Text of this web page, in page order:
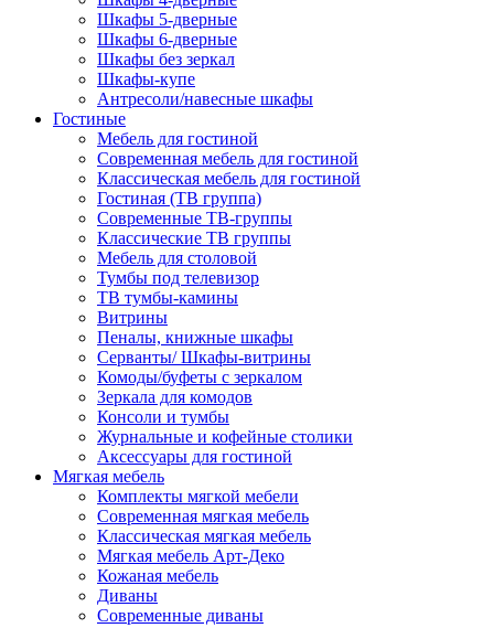
Шкафы 5-дверные
Шкафы 6-дверные
Шкафы без зеркал
Шкафы-купе
Антресоли/навесные шкафы
Гостиные
Мебель для гостиной
Современная мебель для гостиной
Классическая мебель для гостиной
Гостиная (ТВ группа)
Современные ТВ-группы
Классические ТВ группы
Мебель для столовой
Тумбы под телевизор
ТВ тумбы-камины
Витрины
Пеналы, книжные шкафы
Серванты/ Шкафы-витрины
Комоды/буфеты с зеркалом
Зеркала для комодов
Консоли и тумбы
Журнальные и кофейные столики
Аксессуары для гостиной
Мягкая мебель
Комплекты мягкой мебели
Современная мягкая мебель
Классическая мягкая мебель
Мягкая мебель Арт-Деко
Кожаная мебель
Диваны
Современные диваны